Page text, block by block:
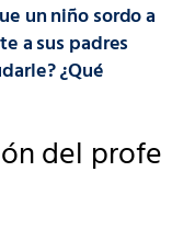
un niño sordo a
a sus padres
¿Qué
del profe